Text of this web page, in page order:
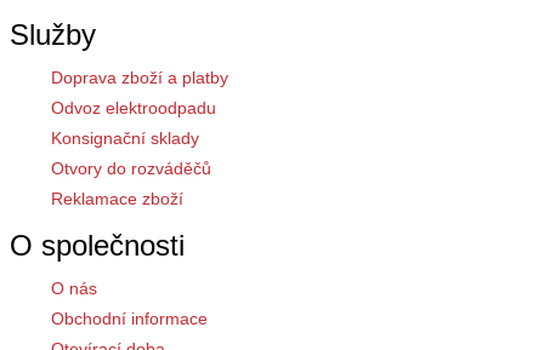
Služby
Doprava zboží a platby
Odvoz elektroodpadu
Konsignační sklady
Otvory do rozváděčů
Reklamace zboží
O společnosti
O nás
Obchodní informace